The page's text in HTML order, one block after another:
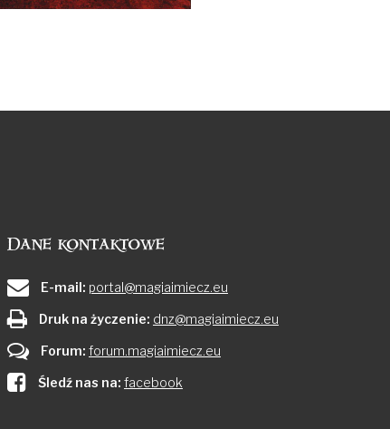
Dane kontaktowe
E-mail: portal@magiaimiecz.eu
Druk na życzenie: dnz@magiaimiecz.eu
Forum: forum.magiaimiecz.eu
Śledź nas na: facebook